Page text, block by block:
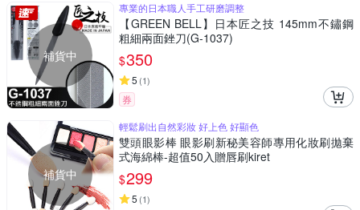
補貨中
專業的日本職人手工研磨調整
【GREEN BELL】日本匠之技 145mm不鏽鋼
粗細兩面銼刀(G-1037)
$350
5 (1)
券
補貨中
輕鬆刷出自然彩妝 好上色 好顯色
雙頭眼影棒 眼影刷新秘美容師專用化妝刷拋棄
式海綿棒-超值50入贈唇刷kiret
$299
5 (1)